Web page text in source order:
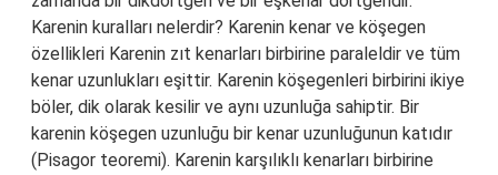
Karenin kuralları nelerdir? Karenin kenar ve köşegen
özellikleri Karenin zıt kenarları birbirine paraleldir ve tüm
kenar uzunlukları eşittir. Karenin köşegenleri birbirini ikiye
böler, dik olarak kesilir ve aynı uzunluğa sahiptir. Bir
karenin köşegen uzunluğu bir kenar uzunluğunun katıdır
(Pisagor teoremi). Karenin karşılıklı kenarları birbirine